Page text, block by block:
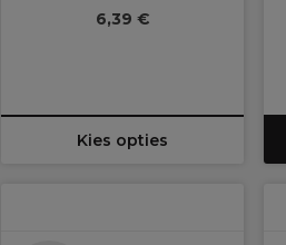
6,39 €
Kies opties